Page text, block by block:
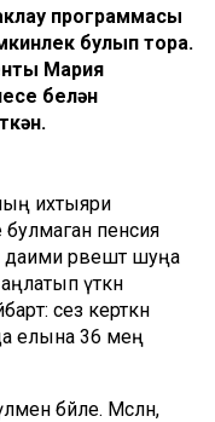
программасы
булып тора.
Мария
белән
ихтыяри
булмаган пенсия
рәвештә шуңа
үткән
сез керткән
елына 36 мең
бәйле. Мәсәлән,